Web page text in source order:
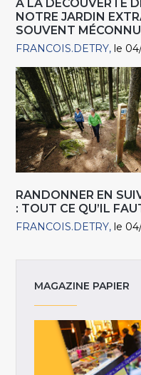
A LA DÉCOUVERTE
NOTRE JARDIN
SOUVENT MÉCONNU
FRANCOIS.DETRY le
RANDONNER EN
: TOUT CE QU’IL
FRANCOIS.DETRY le
MAGAZINE PAPIER